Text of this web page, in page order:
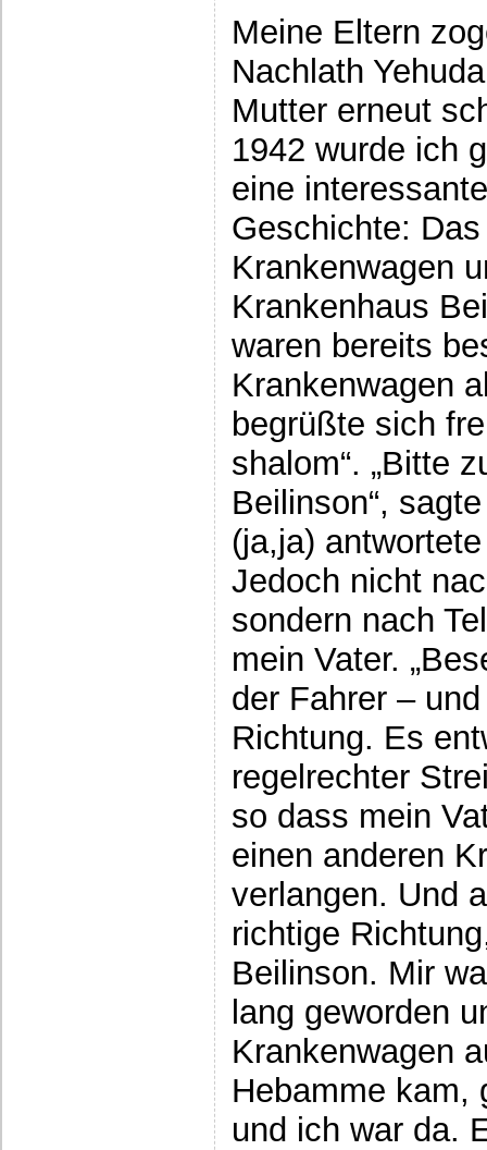
Meine Eltern
Nachlath
Mutter erneut
1942 wurde ich
eine
Geschichte:
Krankenwagen
Krankenhaus
waren bereits
Krankenwagen
begrüßte sich
shalom“. „Bitte
Beilinson“,
(ja,ja)
Jedoch nicht
sondern nach
mein Vater.
der Fahrer –
Richtung. Es
regelrechter
so dass mein
einen anderen
verlangen. Und
richtige
Beilinson. Mir
lang geworden
Krankenwagen
Hebamme kam,
und ich war da.